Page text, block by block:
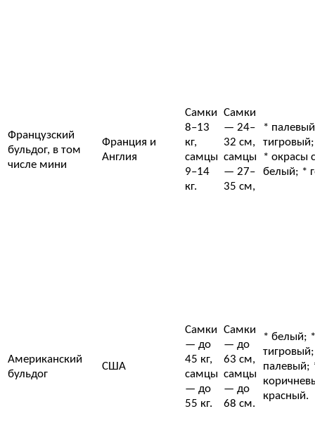
Французский
бульдог, в том
числе мини
Франция и
Англия
Самки
8–13
кг,
самцы
9–14
кг.
Самки
— 24–
32 см,
самцы
— 27–
35 см,
*
* окрасы
белый; *
Американский
бульдог
США
Самки
— до
45 кг,
самцы
— до
55 кг.
Самки
— до
63 см,
самцы
— до
68 см.
* белый; *
палевый;
красный.